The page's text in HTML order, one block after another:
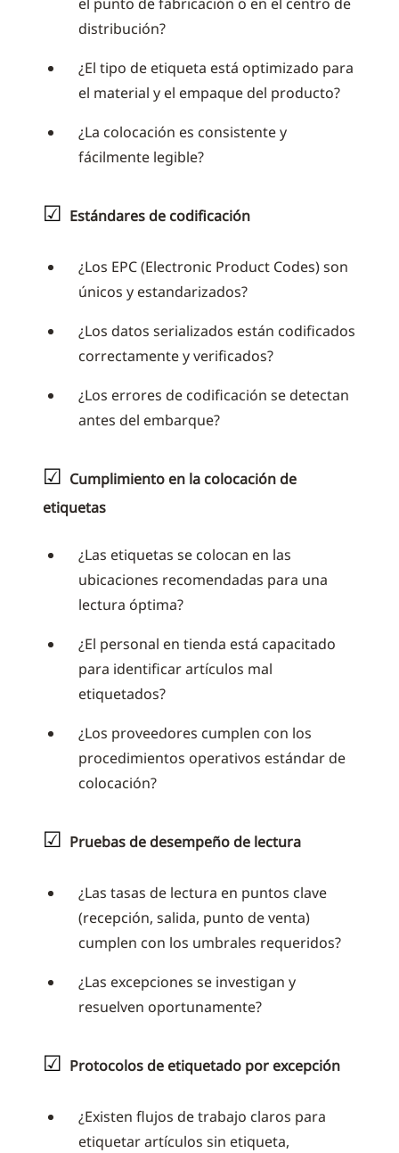
distribución?
¿El tipo de etiqueta está optimizado para
el material y el empaque del producto?
¿La colocación es consistente y
fácilmente legible?
☑ Estándares de codificación
¿Los EPC (Electronic Product Codes) son
únicos y estandarizados?
¿Los datos serializados están codificados
correctamente y verificados?
¿Los errores de codificación se detectan
antes del embarque?
☑ Cumplimiento en la colocación de
etiquetas
¿Las etiquetas se colocan en las
ubicaciones recomendadas para una
lectura óptima?
¿El personal en tienda está capacitado
para identificar artículos mal
etiquetados?
¿Los proveedores cumplen con los
procedimientos operativos estándar de
colocación?
☑ Pruebas de desempeño de lectura
¿Las tasas de lectura en puntos clave
(recepción, salida, punto de venta)
cumplen con los umbrales requeridos?
¿Las excepciones se investigan y
resuelven oportunamente?
☑ Protocolos de etiquetado por excepción
¿Existen flujos de trabajo claros para
etiquetar artículos sin etiqueta,